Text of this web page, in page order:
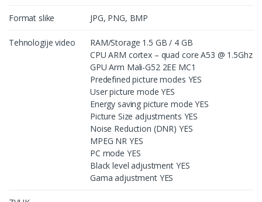
Format slike JPG, PNG, BMP
Tehnologije video
RAM/Storage 1.5 GB / 4 GB
CPU ARM cortex – quad core A53 @ 1.5Ghz
GPU Arm Mali-G52 2EE MC1
Predefined picture modes YES
User picture mode YES
Energy saving picture mode YES
Picture Size adjustments YES
Noise Reduction (DNR) YES
MPEG NR YES
PC mode YES
Black level adjustment YES
Gama adjustment YES